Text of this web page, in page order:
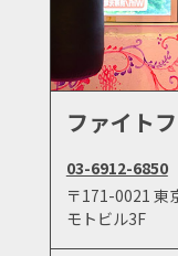
ファイト
03-6912-6850
〒171-0021 東
モトビル3F